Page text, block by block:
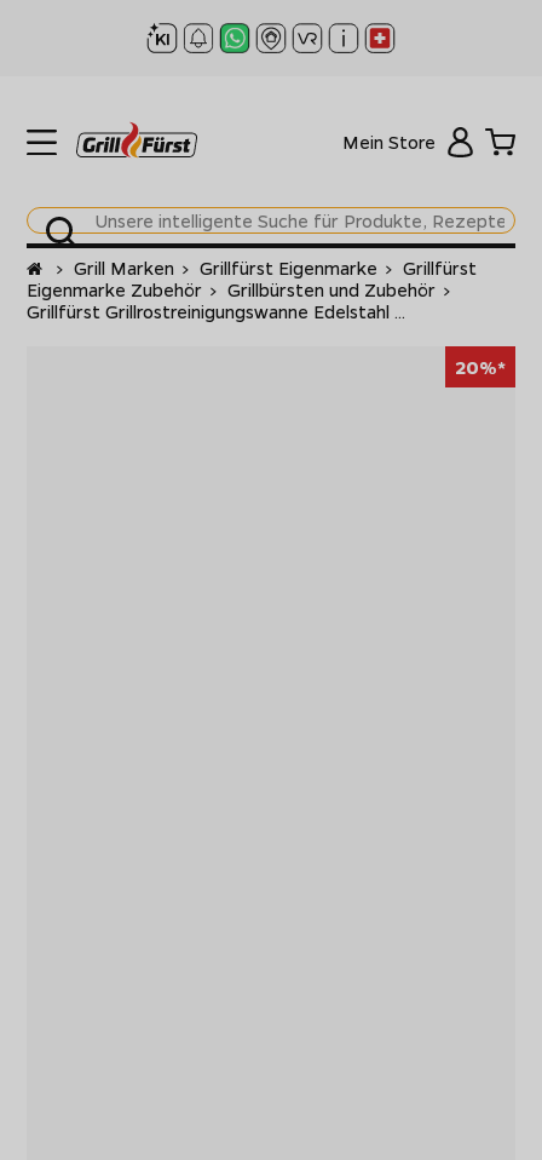
Mein Store
Startseite
> Grill Marken > Grillfürst Eigenmarke > Grillfürst
Eigenmarke Zubehör > Grillbürsten und Zubehör >
Grillfürst Grillrostreinigungswanne Edelstahl ...
20%*